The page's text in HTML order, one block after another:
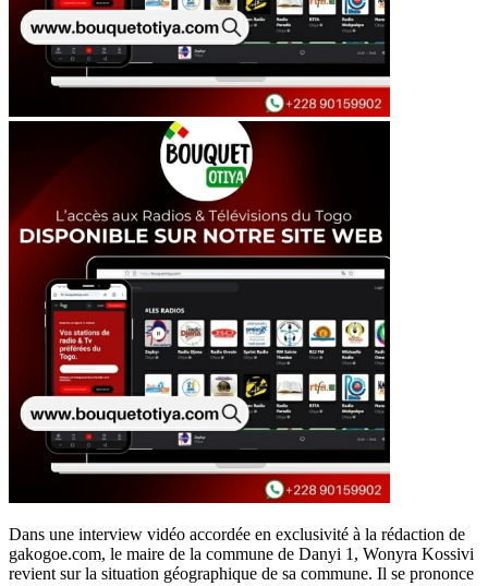
Dans une interview vidéo accordée en exclusivité à la rédaction de
gakogoe.com, le maire de la commune de Danyi 1, Wonyra Kossivi
revient sur la situation géographique de sa commune. Il se prononce